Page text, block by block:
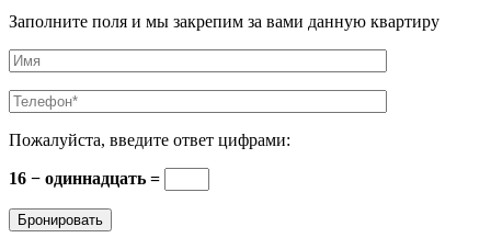
Заполните поля и мы закрепим за вами данную квартиру
Пожалуйста, введите ответ цифрами:
16 − одиннадцать =